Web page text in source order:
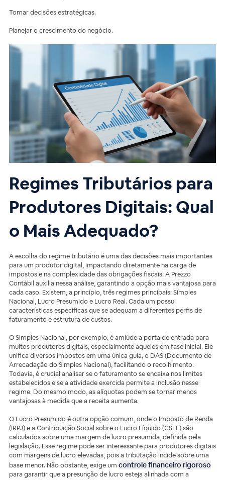
Tomar decisões estratégicas.
Planejar o crescimento do negócio.
Regimes Tributários para
Produtores Digitais: Qual
o Mais Adequado?
A escolha do regime tributário é uma das decisões mais importantes
para um produtor digital, impactando diretamente na carga de
impostos e na complexidade das obrigações fiscais. A Prezzo
Contábil auxilia nessa análise, garantindo a opção mais vantajosa para
cada caso. Existem, a princípio, três regimes principais: Simples
Nacional, Lucro Presumido e Lucro Real. Cada um possui
características específicas que se adequam a diferentes perfis de
faturamento e estrutura de custos.
O Simples Nacional, por exemplo, é amiúde a porta de entrada para
muitos produtores digitais, especialmente aqueles em fase inicial. Ele
unifica diversos impostos em uma única guia, o DAS (Documento de
Arrecadação do Simples Nacional), facilitando o recolhimento.
Todavia, é crucial analisar se o faturamento se encaixa nos limites
estabelecidos e se a atividade exercida permite a inclusão nesse
regime. Do mesmo modo, as alíquotas podem se tornar menos
vantajosas à medida que a receita aumenta.
O Lucro Presumido é outra opção comum, onde o Imposto de Renda
(IRPJ) e a Contribuição Social sobre o Lucro Líquido (CSLL) são
calculados sobre uma margem de lucro presumida, definida pela
legislação. Esse regime pode ser interessante para produtores digitais
com margens de lucro elevadas, pois a tributação incide sobre uma
base menor. Não obstante, exige um controle financeiro rigoroso
para garantir que a presunção de lucro esteja alinhada com a